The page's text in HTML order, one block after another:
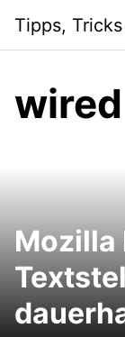
content
Tipps,
wired
Mozilla